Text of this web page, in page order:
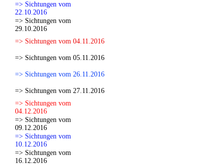
=> Sichtungen vom
22.10.2016
=> Sichtungen vom
29.10.2016
=> Sichtungen vom 04.11.2016
=> Sichtungen vom 05.11.2016
=> Sichtungen vom 26.11.2016
=> Sichtungen vom 27.11.2016
=> Sichtungen vom
04.12.2016
=> Sichtungen vom
09.12.2016
=> Sichtungen vom
10.12.2016
=> Sichtungen vom
16.12.2016